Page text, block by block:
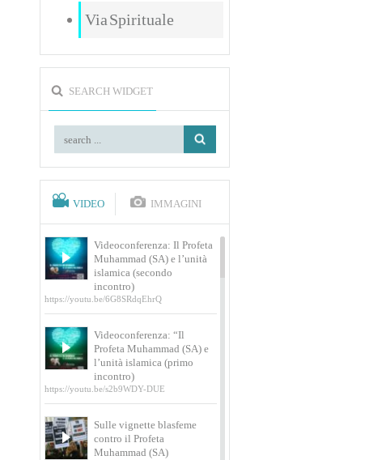
Via Spirituale
SEARCH WIDGET
VIDEO IMMAGINI
Videoconferenza: Il Profeta
Muhammad (SA) e l’unità
islamica (secondo
incontro)
https://youtu.be/6G8SRdqEhrQ
Videoconferenza: “Il
Profeta Muhammad (SA) e
l’unità islamica (primo
incontro)
https://youtu.be/s2b9WDY-DUE
Sulle vignette blasfeme
contro il Profeta
Muhammad (SA)